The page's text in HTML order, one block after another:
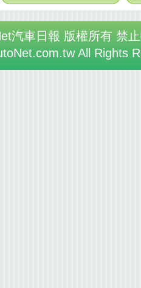
汽車日報 版權所有 禁
All Rights